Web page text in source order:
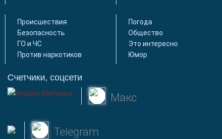
Происшествия
Безопасность
ГО и ЧС
Против наркотиков
Погода
Общество
Это интересно
Юмор
Счетчики, соцсети
Макс
Telegram